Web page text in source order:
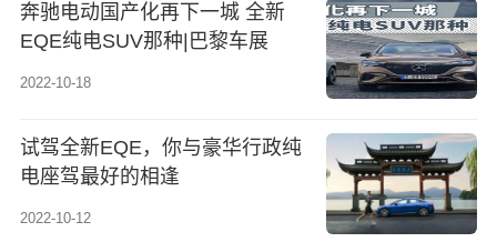
奔驰电动国产化再下一城 全新
EQE纯电SUV那种|巴黎车展
2022-10-18
试驾全新EQE，你与豪华行政纯
电座驾最好的相逢
2022-10-12